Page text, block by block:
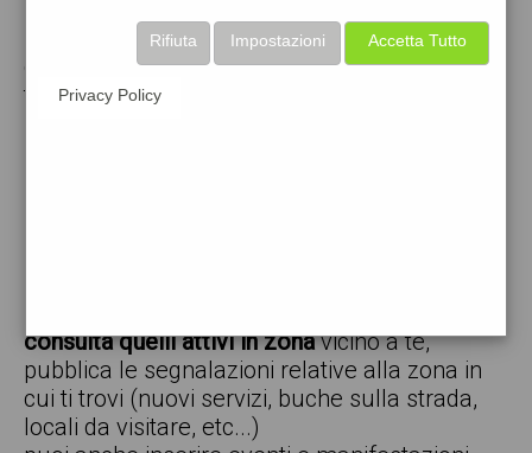
pubblica gratis i tuoi annunci
con quiinzona puoi inserire gratuitamente i
tuoi annunci per :
consulta quelli attivi in zonavicino a te,
pubblica le segnalazioni relative alla zona in
cui ti trovi (nuovi servizi, buche sulla strada,
locali da visitare, etc...)
Accetta Tutto
Impostazioni
Rifiuta
Privacy Policy